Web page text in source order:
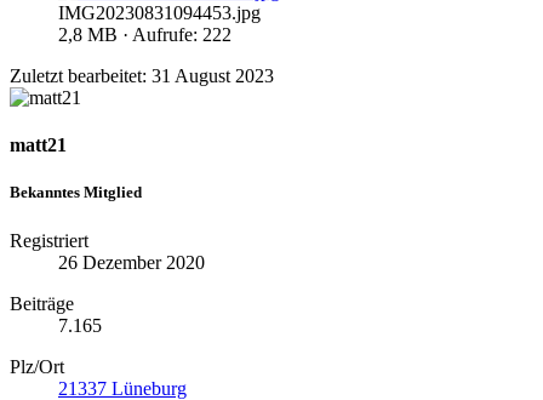
IMG20230831094453.jpg
2,8 MB · Aufrufe: 222
Zuletzt bearbeitet: 31 August 2023
matt21
Bekanntes Mitglied
Registriert
26 Dezember 2020
Beiträge
7.165
Plz/Ort
21337 Lüneburg